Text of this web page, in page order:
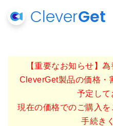
CleverGet
【重要なお知らせ】
CleverGet製品の価格・
予定して
現在の価格でのご購入
手続き